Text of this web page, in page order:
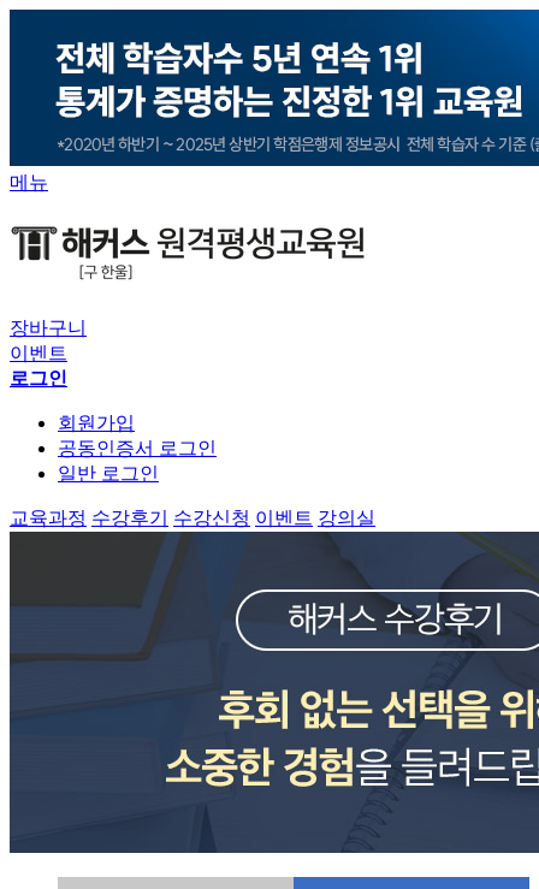
메뉴
장바구니
이벤트
로그인
회원가입
공동인증서 로그인
일반 로그인
교육과정 수강후기 수강신청 이벤트 강의실